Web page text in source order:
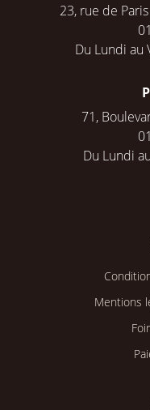
23, rue de
Du Lundi au
71,
Du Lundi
Mentions